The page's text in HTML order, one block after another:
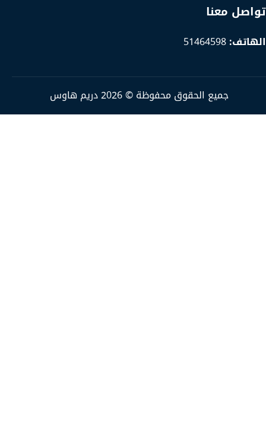
تواصل معنا
الهاتف:51464598
جميع الحقوق محفوظة © 2026 دريم هاوس